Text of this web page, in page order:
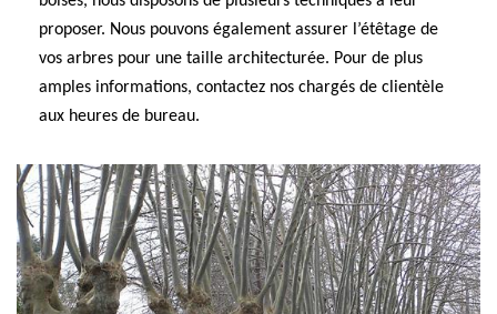
proposer. Nous pouvons également assurer l’étêtage de
vos arbres pour une taille architecturée. Pour de plus
amples informations, contactez nos chargés de clientèle
aux heures de bureau.